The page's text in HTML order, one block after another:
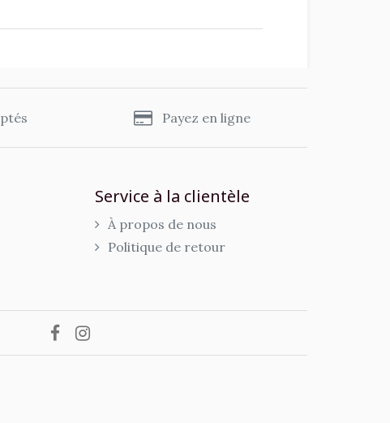
Payez en ligne
Service à la clientèle
À propos de nous
Politique de retour